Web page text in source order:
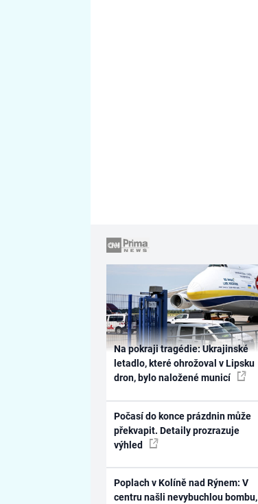
Na pokraji tragédie: Ukrajinské
letadlo, které ohrožoval v Lipsku
dron, bylo naložené municí
Počasí do konce prázdnin může
překvapit. Detaily prozrazuje
výhled
Poplach v Kolíně nad Rýnem: V
centru našli nevybuchlou bombu,